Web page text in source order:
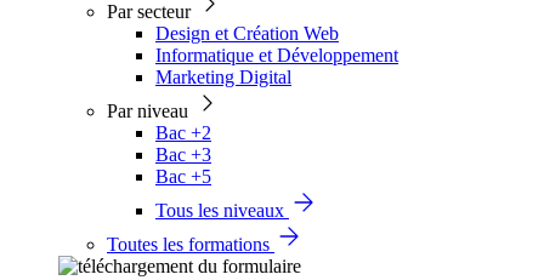
Par secteur
Design et Création Web
Informatique et Développement
Marketing Digital
Par niveau
Bac +2
Bac +3
Bac +5
Tous les niveaux
Toutes les formations